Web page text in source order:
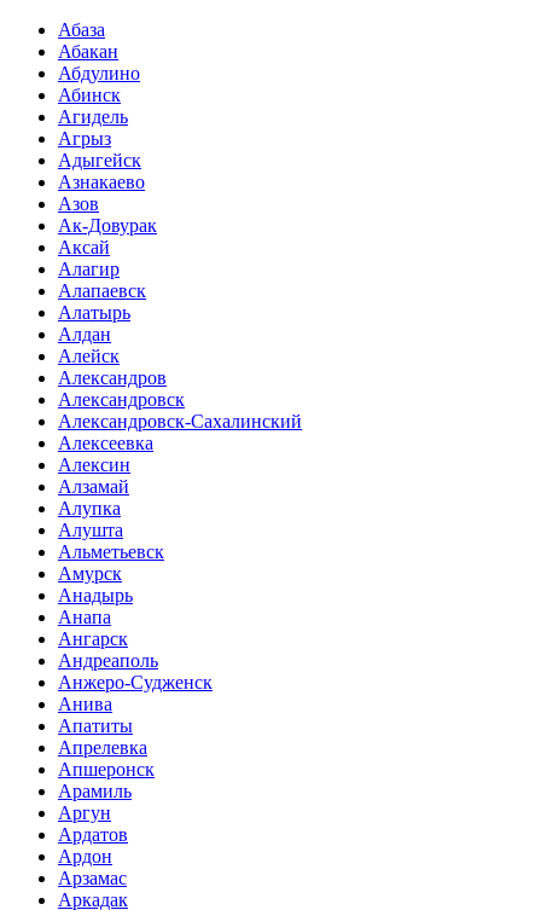
Абаза
Абакан
Абдулино
Абинск
Агидель
Агрыз
Адыгейск
Азнакаево
Азов
Ак-Довурак
Аксай
Алагир
Алапаевск
Алатырь
Алдан
Алейск
Александров
Александровск
Александровск-Сахалинский
Алексеевка
Алексин
Алзамай
Алупка
Алушта
Альметьевск
Амурск
Анадырь
Анапа
Ангарск
Андреаполь
Анжеро-Судженск
Анива
Апатиты
Апрелевка
Апшеронск
Арамиль
Аргун
Ардатов
Ардон
Арзамас
Аркадак